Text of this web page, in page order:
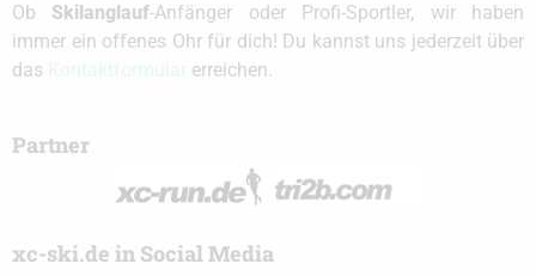
Ob Skilanglauf-Anfänger oder Profi-Sportler, wir haben
immer ein offenes Ohr für dich! Du kannst uns jederzeit über
das
erreichen.
Partner
xc-ski.de in Social Media